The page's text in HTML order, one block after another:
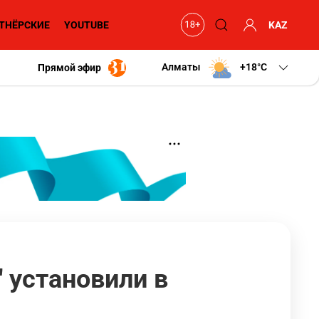
YOUTUBE KAZ
Прямой эфир Алматы +18 C
в